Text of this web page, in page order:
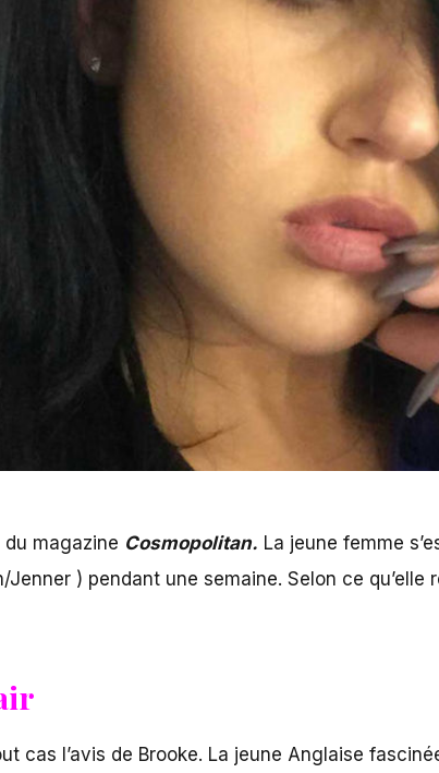
du magazine Cosmopolitan. La jeune femme
) pendant une semaine. Selon ce qu’elle
cas l’avis de Brooke. La jeune Anglaise